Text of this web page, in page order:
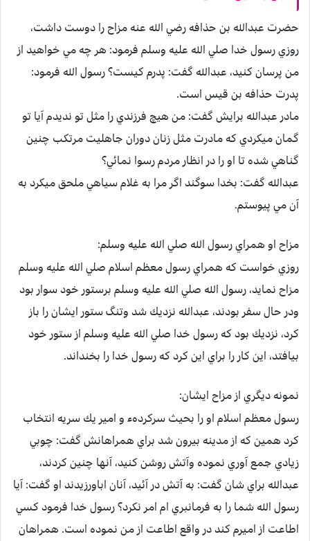
حضرت عبدالله بن حذافه رضي الله عنه مزاح را دوست داشت،
روزي رسول خدا صلي الله عليه وسلم فرمود: هر چه مي خواهيد از
من پرسان كنيد، عبدالله گفت: پدرم كيست؟ رسول الله فرمود:
پدرت حذافه بن قيس است.
مادر عبدالله برايش گفت: من هيچ فرزندي را مثل تو نديدم آيا تو
گمان ميكردي كه مادرت مثل زنان دوران جاهليت مرتكب چنين
گناهي شده تا او را در انظار مردم رسوا نمائي؟
عبدالله گفت: بخدا سوگند اگر مرا به غلام سياهي ملحق ميكرد به
آن مي پيوستم.
مزاح او همراي رسول الله صلي الله عليه وسلم:
روزي خواست كه همراي رسول معظم اسلام صلي الله عليه وسلم
مزاح نمايد، رسول الله صلي الله عليه وسلم برستور خود سوار بود
ودر حال سفر بودند، عبدالله نزديك شد وتنگ ستور ايشان را باز
كرد، نزديك بود كه رسول خدا صلي الله عليه وسلم از ستور خود
بيافتد، اين كار را براي اين كرد كه رسول خدا را بخنداند.
نمونه ديگري از مزاح ایشان:
رسول معظم اسلام او را بحيث سركردهء و امير يك سريه انتخاب
كرد همين كه از مدينه بيرون شد براي همراهانش گفت: چوبي
زيادي جمع آوري نموده وآتش روشن كنيد، آنها چنين كردند،
عبدالله براي شان گفت: به آتش در آئيد، آنان اباورزيدند او گفت: آيا
رسول الله شما را به فرمانبري ام امر نكرد؟ رسول خدا فرمود كسي
اطاعت از اميرم كند در واقع اطاعت از من نموده است. همراهان